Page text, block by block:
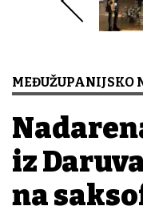
MEĐUŽUPANIJSKO
iz
na